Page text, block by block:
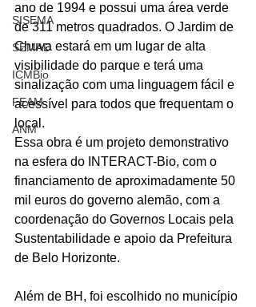
SISEMA
SEMAD
ICMBio
FEAM
ANM
ano de 1994 e possui uma área verde
de 311 metros quadrados. O Jardim de
Chuva estará em um lugar de alta
visibilidade do parque e terá uma
sinalização com uma linguagem fácil e
acessível para todos que frequentam o
local.
Essa obra é um projeto demonstrativo
na esfera do INTERACT-Bio, com o
financiamento de aproximadamente 50
mil euros do governo alemão, com a
coordenação do Governos Locais pela
Sustentabilidade e apoio da Prefeitura
de Belo Horizonte.
Além de BH, foi escolhido no município